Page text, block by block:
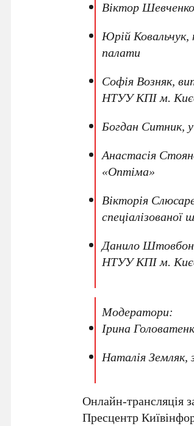
Віктор Шевченко
Юрій Ковальчук,
палати
Софія Возняк,
НТУУ КПІ м.
Богдан Ситник,
Анастасія
«Оптіма»
Вікторія
Данило
НТУУ КПІ м.
Модератори:
Ірина
Наталія Земляк,
Онлайн-трансляція
Пресцентр